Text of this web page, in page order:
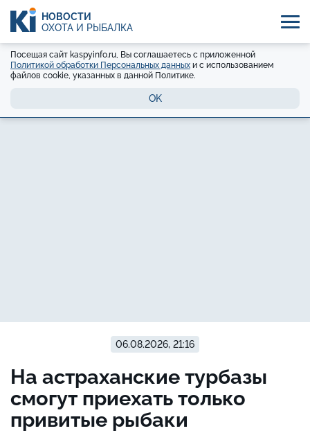
НОВОСТИ
ОХОТА И РЫБАЛКА
Посещая сайт kaspyinfo.ru, Вы соглашаетесь с приложенной
Политикой обработки Персональных данных и с использованием
файлов cookie, указанных в данной Политике.
OK
06.08.2026, 21:16
На астраханские турбазы
смогут приехать только
привитые рыбаки